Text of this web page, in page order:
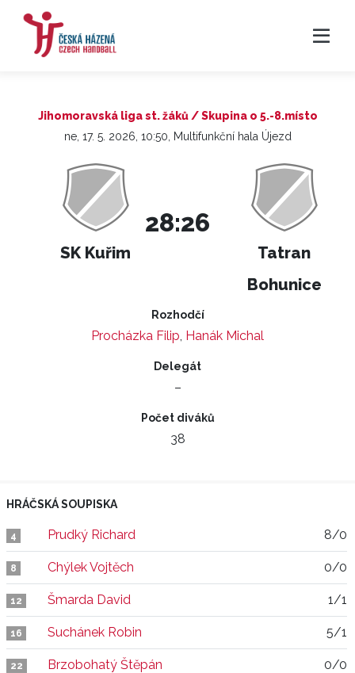
Jihomoravská liga st. žáků / Skupina o 5.-8.místo
ne, 17. 5. 2026, 10:50, Multifunkční hala Újezd
SK Kuřim
28:26
Tatran
Bohunice
Rozhodčí
Procházka Filip, Hanák Michal
Delegát
–
Počet diváků
38
HRÁČSKÁ SOUPISKA
4 Prudký Richard 8/0
8 Chýlek Vojtěch 0/0
12 Šmarda David 1/1
16 Suchánek Robin 5/1
22 Brzobohatý Štěpán 0/0